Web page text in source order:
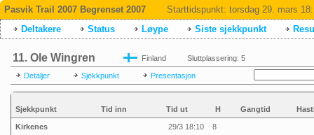
Pasvik Trail 2007 Begrenset 2007 Starttidspunkt: torsdag 29. mars
Deltakere
Status Løype Siste sjekkpunkt
11. Ole Wingren Finland Sluttplassering: 5
Detaljer Sjekkpunkt Presentasjon
Sjekkpunkt Tid inn Tid ut H Gangtid
Kirkenes 29/3 18:10
8